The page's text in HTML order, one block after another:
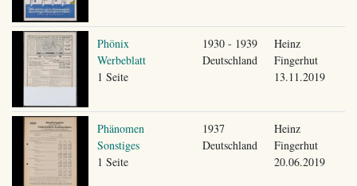
Phönix
Werbeblatt
1 Seite
1930 - 1939
Deutschland
Heinz
Fingerhut
13.11.2019
Phänomen
Sonstiges
1 Seite
1937
Deutschland
Heinz
Fingerhut
20.06.2019